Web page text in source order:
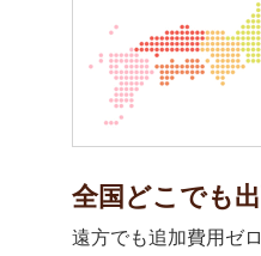
全国どこでも
遠方でも追加費用ゼ